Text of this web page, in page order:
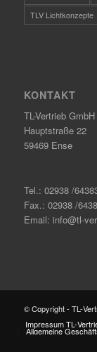
TLV Lichtkonzepte
KONTAKT
TL-Vertrieb
Hauptstraße 22
59469 Ense
Tel.: 02938 /
Fax.: 02938 /
Email: info@tl-
© Copyright - TL-
Impressum TL-
Allgemeine